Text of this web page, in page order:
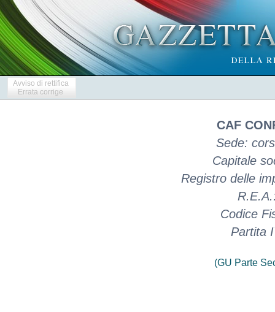
Avviso di rettifica
Errata corrige
CAF
Sede:
Capitale
Registro delle
Codice
Partita
(GU Parte